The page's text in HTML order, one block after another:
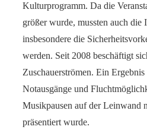
Kulturprogramm. Da die
größer wurde, mussten auch die
insbesondere die
werden. Seit 2008 beschäftigt
Zuschauerströmen. Ein
Notausgänge und
Musikpausen auf der Leinwand
präsentiert wurde.